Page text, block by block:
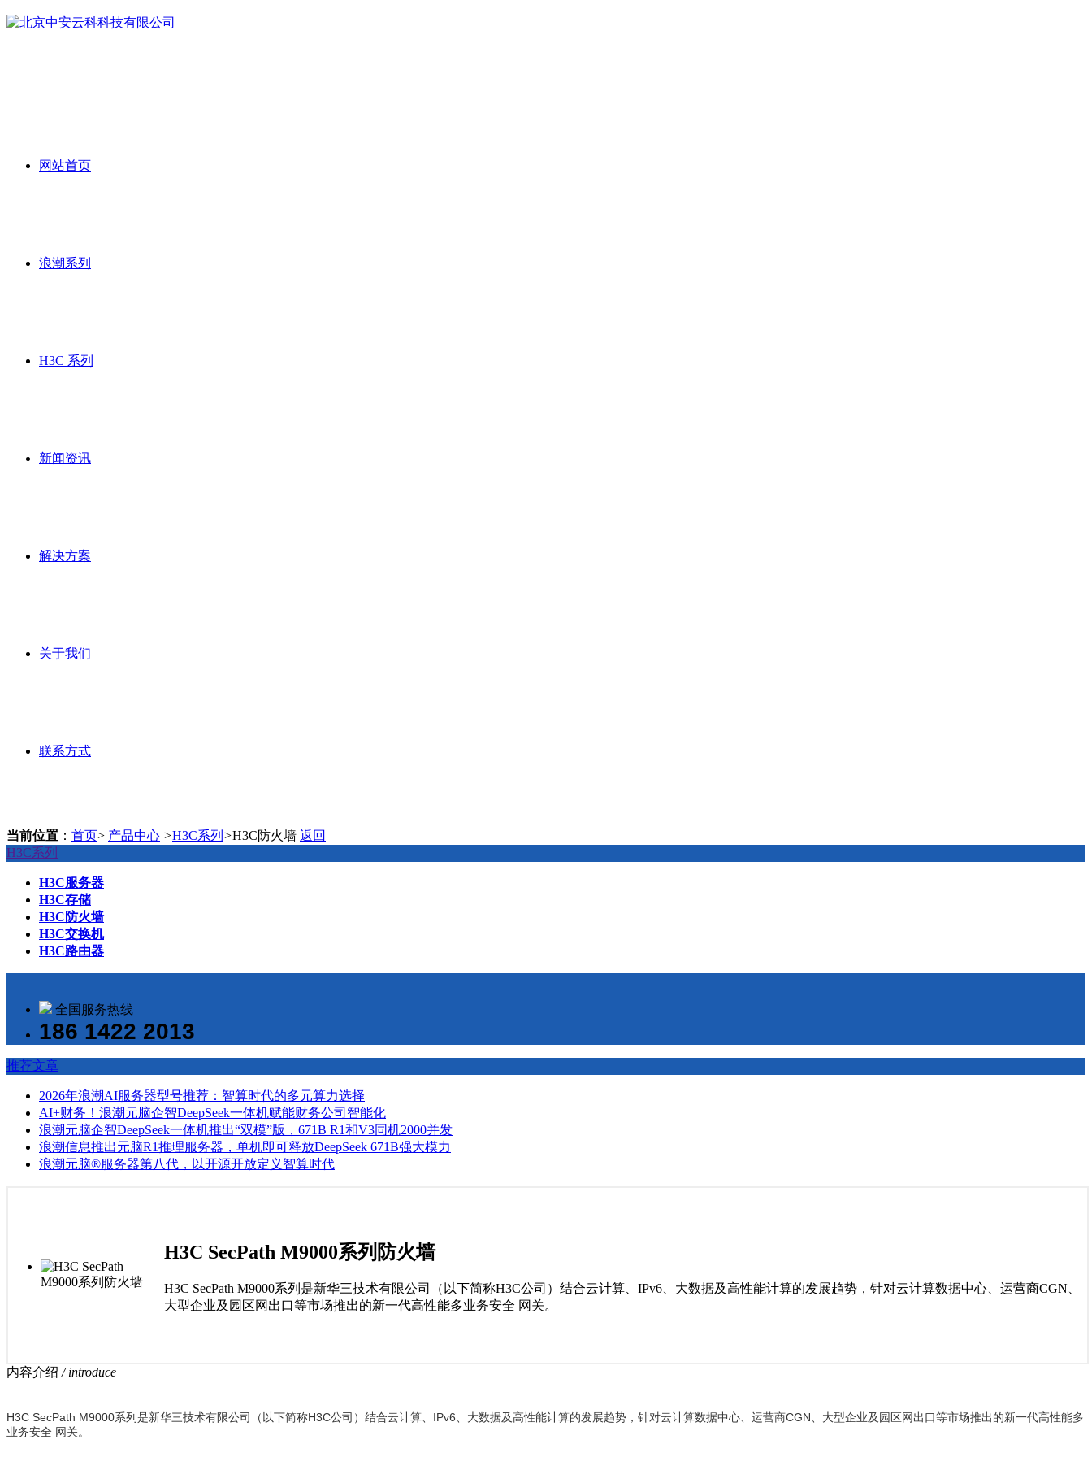
网站首页
浪潮系列
H3C 系列
新闻资讯
解决方案
关于我们
联系方式
当前位置 ： 首页> 产品中心 >H3C系列 >H3C防火墙 返回
H3C系列
H3C服务器
H3C存储
H3C防火墙
H3C交换机
H3C路由器
全国服务热线
186 1422 2013
推荐文章
2026年浪潮AI服务器型号推荐：智算时代的多元算力选择
AI+财务！浪潮元脑企智DeepSeek一体机赋能财务公司智能化
浪潮元脑企智DeepSeek一体机推出“双模”版，671B R1和V3同机2000并发
浪潮信息推出元脑R1推理服务器，单机即可释放DeepSeek 671B强大模力
浪潮元脑®服务器第八代，以开源开放定义智算时代
H3C SecPath M9000系列防火墙
H3C SecPath M9000系列是新华三技术有限公司（以下简称H3C公司）结合云计算、IPv6、大数据及高性能计算的发展趋势，针对云计算数据中心、运营商CGN、
大型企业及园区网出口等市场推出的新一代高性能多业务安全 网关。
内容介绍 / introduce
H3C SecPath M9000系列是新华三技术有限公司（以下简称H3C公司）结合云计算、IPv6、大数据及高性能计算的发展趋势，针对云计算数据中心、运营商CGN、大型企业及园区网出口等市场推出的新一代高性能多
业务安全 网关。